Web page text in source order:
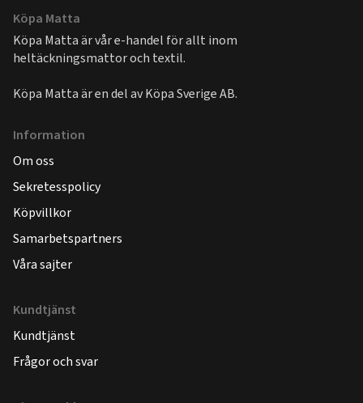
Köpa Matta
Köpa Matta är vår e-handel för allt inom
heltäckningsmattor och textil.
Köpa Matta är en del avKöpa Sverige AB.
Information
Om oss
Sekretesspolicy
Köpvillkor
Samarbetspartners
Våra sajter
Kundtjänst
Kundtjänst
Frågor och svar